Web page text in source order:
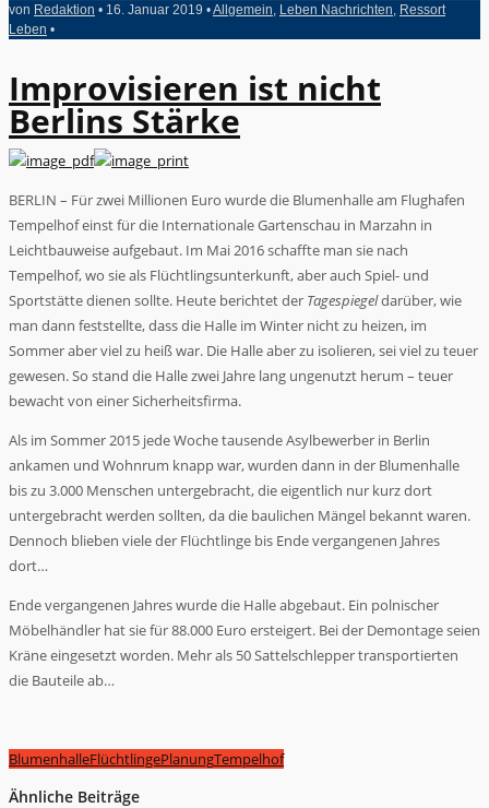
von Redaktion • 16. Januar 2019 •Allgemein Leben Nachrichten Ressort
Leben •
Improvisieren ist nicht
Berlins Stärke
BERLIN – Für zwei Millionen Euro wurde die Blumenhalle am Flughafen
Tempelhof einst für die Internationale Gartenschau in Marzahn in
Leichtbauweise aufgebaut. Im Mai 2016 schaffte man sie nach
Tempelhof, wo sie als Flüchtlingsunterkunft, aber auch Spiel- und
Sportstätte dienen sollte. Heute berichtet der Tagespiegeldarüber, wie
man dann feststellte, dass die Halle im Winter nicht zu heizen, im
Sommer aber viel zu heiß war. Die Halle aber zu isolieren, sei viel zu teuer
gewesen. So stand die Halle zwei Jahre lang ungenutzt herum – teuer
bewacht von einer Sicherheitsfirma.
Als im Sommer 2015 jede Woche tausende Asylbewerber in Berlin
ankamen und Wohnrum knapp war, wurden dann in der Blumenhalle
bis zu 3.000 Menschen untergebracht, die eigentlich nur kurz dort
untergebracht werden sollten, da die baulichen Mängel bekannt waren.
Dennoch blieben viele der Flüchtlinge bis Ende vergangenen Jahres
dort…
Ende vergangenen Jahres wurde die Halle abgebaut. Ein polnischer
Möbelhändler hat sie für 88.000 Euro ersteigert. Bei der Demontage seien
Kräne eingesetzt worden. Mehr als 50 Sattelschlepper transportierten
die Bauteile ab…
BlumenhalleFlüchtlingePlanungTempelhof
Ähnliche Beiträge